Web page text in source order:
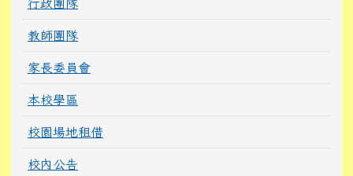
行政團隊
教師團隊
家長委員會
本校學區
校園場地租借
校內公告